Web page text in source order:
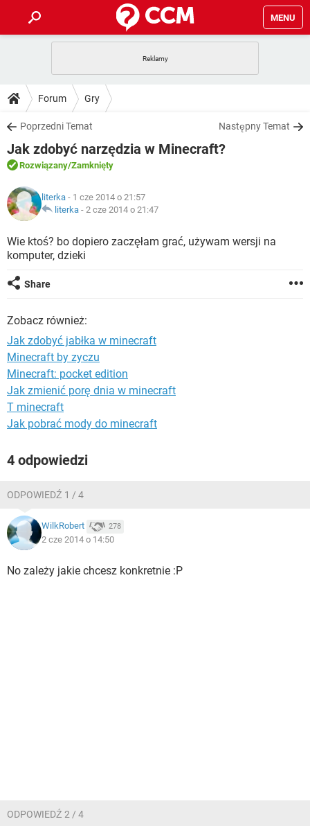
MENU
GRY
SPOTIFY
INSTAGRAM FACEBOOK
WINDOWS 10
PORADY
PlayStation
SPOTIFY
INSTAGRAM
WINDOWS 10
DO POBRANIA
ANDROID TIKTOK
GRY
IOS
INSTAGRAM
WINDOWS 10
FORUM
COVID-19
GRY
INSTAGRAM
WINDOWS 10
ARTYKUŁY
COVID-19
GRY WHATSAPP
INSTAGRAM
WINDOWS 10
Forum Gry
Poprzedni Temat Następny Temat
Jak zdobyć narzędzia w Minecraft?
Rozwiązany/Zamknięty
literka - 1 cze 2014 o 21:57
literka - 2 cze 2014 o 21:47
Wie ktoś? bo dopiero zaczęłam grać, używam wersji na
komputer, dzieki
Share
Zobacz również:
Jak zdobyć jabłka w minecraft
Minecraft by zyczu
Minecraft: pocket edition
Jak zmienić porę dnia w minecraft
T minecraft
Jak pobrać mody do minecraft
4 odpowiedzi
ODPOWIEDŹ 1 / 4
WilkRobert 278
2 cze 2014 o 14:50
No zależy jakie chcesz konkretnie :P
ODPOWIEDŹ 2 / 4